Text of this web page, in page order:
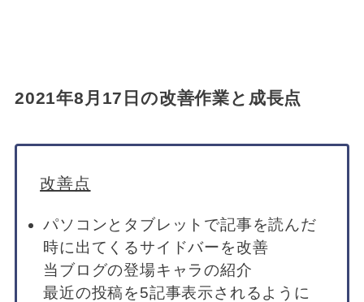
2021年8月17日の改善作業と成長点
改善点
パソコンとタブレットで記事を読んだ
時に出てくるサイドバーを改善
当ブログの登場キャラの紹介
最近の投稿を5記事表示されるように